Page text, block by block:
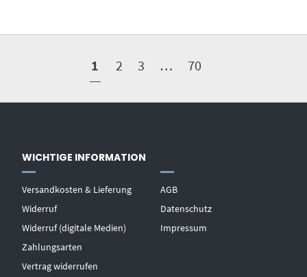
1 2 3 … 70
WICHTIGE INFORMATION
Versandkosten & Lieferung
Widerruf
Widerruf (digitale Medien)
Zahlungsarten
Vertrag widerrufen
AGB
Datenschutz
Impressum